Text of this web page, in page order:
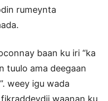
rumeynta
baan ku iri “ka
tuulo ama deegaan
weey igu wada
waanan ku